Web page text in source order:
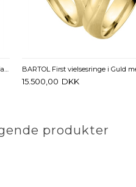
BARTOLI First vielsesringe i Guld med Diamant 0,01 ct. - 4 mm
15.500,00 DKK
produkter